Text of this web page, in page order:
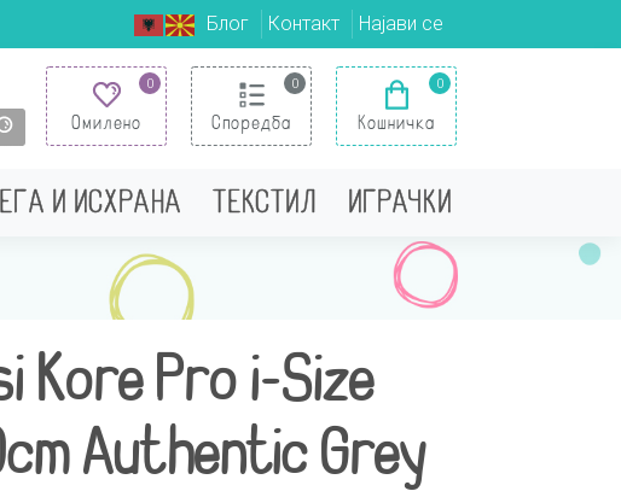
Блог Контакт Најави се
0
Омилено
0
Споредба
0
Кошничка
И ИСХРАНА ТЕКСТИЛ ИГРАЧКИ
Kore Pro i-Size
Authentic Grey